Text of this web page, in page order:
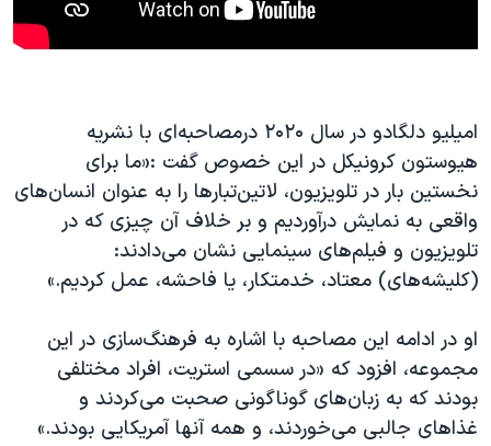
امیلیو دلگادو در سال ۲۰۲۰ درمصاحبه‌ای با نشریه
هیوستون کرونیکل در این خصوص گفت :«ما برای
نخستین بار در تلویزیون، لاتین‌تبارها را به عنوان انسان‌های
واقعی به نمایش درآوردیم و بر خلاف آن چیزی که در
تلویزیون و فیلم‌‌های سینمایی نشان می‌دادند:
(کلیشه‌های) معتاد، خدمتکار، یا فاحشه، عمل کردیم.»
او‌ در ادامه این مصاحبه با اشاره به فرهنگ‌سازی در این
مجموعه، افزود که «در سسمی استریت، افراد مختلفی
بودند که به زبان‌های گوناگونی صحبت می‌کردند و
غذاهای جالبی می‌خوردند، و همه آنها آمریکایی بودند.»